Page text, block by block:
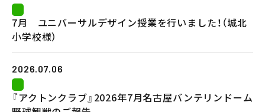
メンテナンス
採用情報
お知らせ
公式Instagram
7月 ユニバーサルデザイン授業を行いました！（城北
小学校様）
2026.07.06
『アクトンクラブ』2026年7月名古屋バンテリンドーム